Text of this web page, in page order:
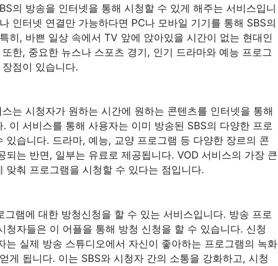
의 방송을 인터넷을 통해 시청할 수 있게 해주는 서비스입니
인터넷 연결만 가능하다면 PC나 모바일 기기를 통해 SBS의
히, 바쁜 일상 속에서 TV 앞에 앉아있을 시간이 없는 현대인
한, 중요한 뉴스나 스포츠 경기, 인기 드라마와 예능 프로그
점이 있습니다.
는 시청자가 원하는 시간에 원하는 콘텐츠를 인터넷을 통해
이 서비스를 통해 사용자는 이미 방송된 SBS의 다양한 프로
있습니다. 드라마, 예능, 교양 프로그램 등 다양한 장르의 콘
되는 반면, 일부는 유료로 제공됩니다. VOD 서비스의 가장 큰
맞춰 프로그램을 시청할 수 있다는 점입니다.
그램에 대한 방청신청을 할 수 있는 서비스입니다. 방송 프로
청자들은 이 어플을 통해 방청 신청을 할 수 있습니다. 신청
는 실제 방송 스튜디오에서 자신이 좋아하는 프로그램의 녹화
게 됩니다. 이는 SBS와 시청자 간의 소통을 강화하고, 시청